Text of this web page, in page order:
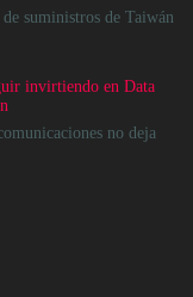
suministros de Taiwán
invirtiendo en Data
no deja